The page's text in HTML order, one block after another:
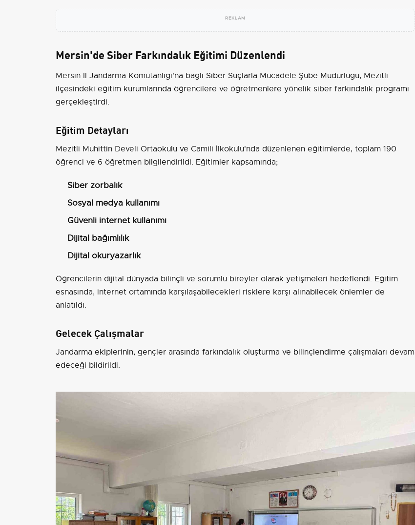
REKLAM
Mersin'de Siber Farkındalık Eğitimi Düzenlendi
Mersin İl Jandarma Komutanlığı'na bağlı Siber Suçlarla Mücadele Şube Müdürlüğü, Mezitli
ilçesindeki eğitim kurumlarında öğrencilere ve öğretmenlere yönelik siber farkındalık programı
gerçekleştirdi.
Eğitim Detayları
Mezitli Muhittin Develi Ortaokulu ve Camili İlkokulu'nda düzenlenen eğitimlerde, toplam 190
öğrenci ve 6 öğretmen bilgilendirildi. Eğitimler kapsamında;
Siber zorbalık
Sosyal medya kullanımı
Güvenli internet kullanımı
Dijital bağımlılık
Dijital okuryazarlık
Öğrencilerin dijital dünyada bilinçli ve sorumlu bireyler olarak yetişmeleri hedeflendi. Eğitim
esnasında, internet ortamında karşılaşabilecekleri risklere karşı alınabilecek önlemler de
anlatıldı.
Gelecek Çalışmalar
Jandarma ekiplerinin, gençler arasında farkındalık oluşturma ve bilinçlendirme çalışmaları devam
edeceği bildirildi.